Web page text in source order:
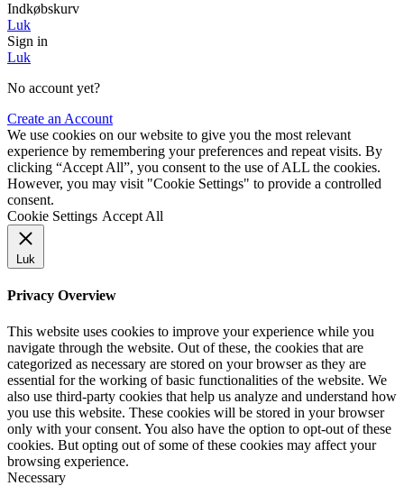
Indkøbskurv
Luk
Sign in
Luk
No account yet?
Create an Account
We use cookies on our website to give you the most relevant
experience by remembering your preferences and repeat visits. By
clicking “Accept All”, you consent to the use of ALL the cookies.
However, you may visit "Cookie Settings" to provide a controlled
consent.
Cookie Settings Accept All
Luk
Privacy Overview
This website uses cookies to improve your experience while you
navigate through the website. Out of these, the cookies that are
categorized as necessary are stored on your browser as they are
essential for the working of basic functionalities of the website. We
also use third-party cookies that help us analyze and understand how
you use this website. These cookies will be stored in your browser
only with your consent. You also have the option to opt-out of these
cookies. But opting out of some of these cookies may affect your
browsing experience.
Necessary